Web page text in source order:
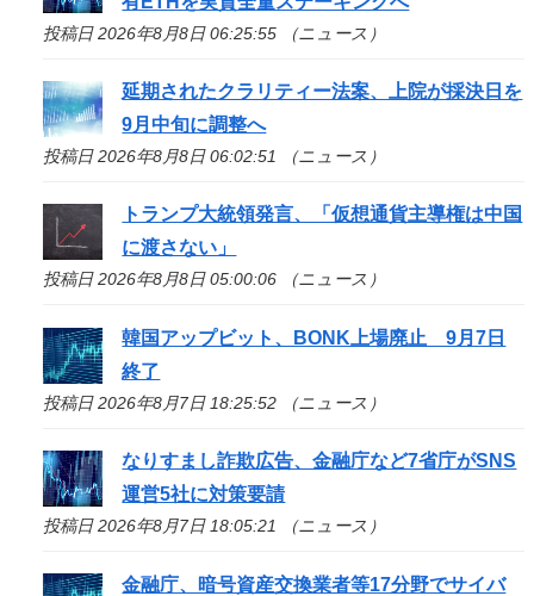
投稿日 2026年8月8日 06:25:55 （ニュース）
延期されたクラリティー法案、上院が採決日を
9月中旬に調整へ
投稿日 2026年8月8日 06:02:51 （ニュース）
トランプ大統領発言、「仮想通貨主導権は中国
に渡さない」
投稿日 2026年8月8日 05:00:06 （ニュース）
韓国アップビット、BONK上場廃止 9月7日
終了
投稿日 2026年8月7日 18:25:52 （ニュース）
なりすまし詐欺広告、金融庁など7省庁がSNS
運営5社に対策要請
投稿日 2026年8月7日 18:05:21 （ニュース）
金融庁、暗号資産交換業者等17分野でサイバ